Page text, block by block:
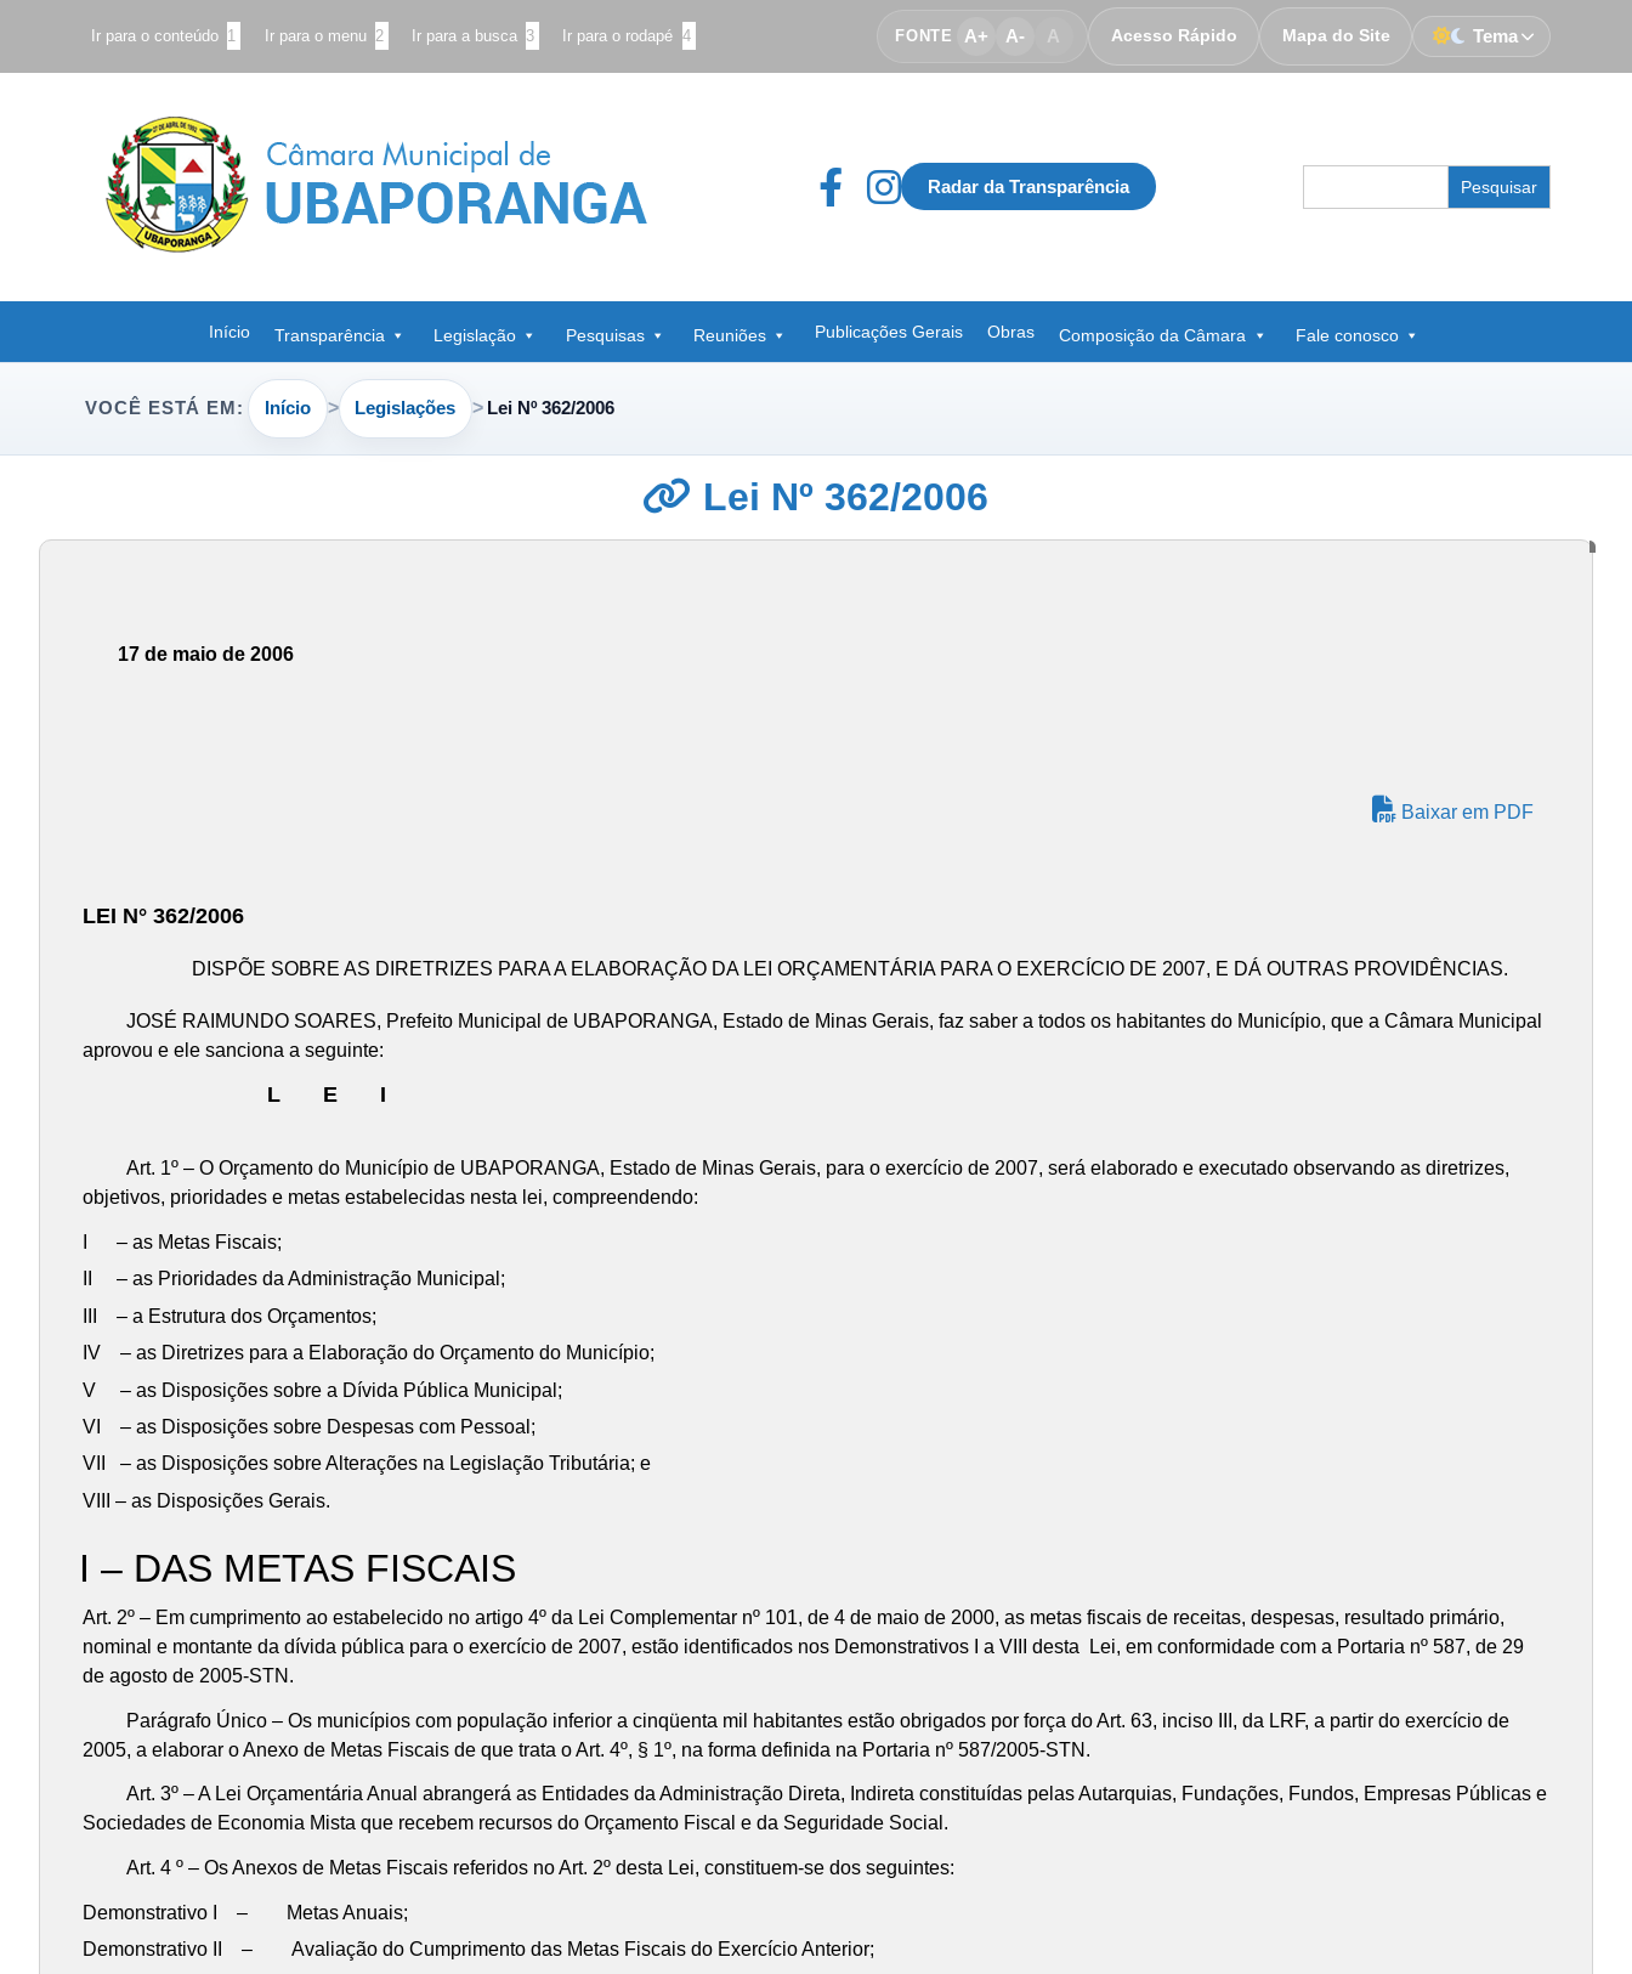
Ir para o conteúdo 1 Ir para o menu 2 Ir para a busca 3 Ir para o rodapé 4 FONTE A+ A- A Acesso Rápido Mapa do Site Tema
Radar da Transparência
for:
Início Transparência Legislação Pesquisas Reuniões Publicações Gerais Obras Composição da Câmara Fale conosco
VOCÊ ESTÁ EM: Início Legislações Lei Nº 362/2006
Lei Nº 362/2006
17 de maio de 2006
Baixar em PDF
LEI N° 362/2006
DISPÕE SOBRE AS DIRETRIZES PARA A ELABORAÇÃO DA LEI ORÇAMENTÁRIA PARA O EXERCÍCIO DE 2007, E DÁ OUTRAS PROVIDÊNCIAS.
JOSÉ RAIMUNDO SOARES, Prefeito Municipal de UBAPORANGA, Estado de Minas Gerais, faz saber a todos os habitantes do Município, que a Câmara Municipal
aprovou e ele sanciona a seguinte:
L E I
Art. 1º – O Orçamento do Município de UBAPORANGA, Estado de Minas Gerais, para o exercício de 2007, será elaborado e executado observando as diretrizes,
objetivos, prioridades e metas estabelecidas nesta lei, compreendendo:
I – as Metas Fiscais;
II – as Prioridades da Administração Municipal;
III – a Estrutura dos Orçamentos;
IV – as Diretrizes para a Elaboração do Orçamento do Município;
V – as Disposições sobre a Dívida Pública Municipal;
VI – as Disposições sobre Despesas com Pessoal;
VII – as Disposições sobre Alterações na Legislação Tributária; e
VIII – as Disposições Gerais.
I – DAS METAS FISCAIS
Art. 2º – Em cumprimento ao estabelecido no artigo 4º da Lei Complementar nº 101, de 4 de maio de 2000, as metas fiscais de receitas, despesas, resultado primário,
nominal e montante da dívida pública para o exercício de 2007, estão identificados nos Demonstrativos I a VIII desta Lei, em conformidade com a Portaria nº 587, de 29
de agosto de 2005-STN.
Parágrafo Único – Os municípios com população inferior a cinqüenta mil habitantes estão obrigados por força do Art. 63, inciso III, da LRF, a partir do exercício de
2005, a elaborar o Anexo de Metas Fiscais de que trata o Art. 4º, § 1º, na forma definida na Portaria nº 587/2005-STN.
Art. 3º – A Lei Orçamentária Anual abrangerá as Entidades da Administração Direta, Indireta constituídas pelas Autarquias, Fundações, Fundos, Empresas Públicas e
Sociedades de Economia Mista que recebem recursos do Orçamento Fiscal e da Seguridade Social.
Art. 4 º – Os Anexos de Metas Fiscais referidos no Art. 2º desta Lei, constituem-se dos seguintes:
Demonstrativo I – Metas Anuais;
Demonstrativo II – Avaliação do Cumprimento das Metas Fiscais do Exercício Anterior;